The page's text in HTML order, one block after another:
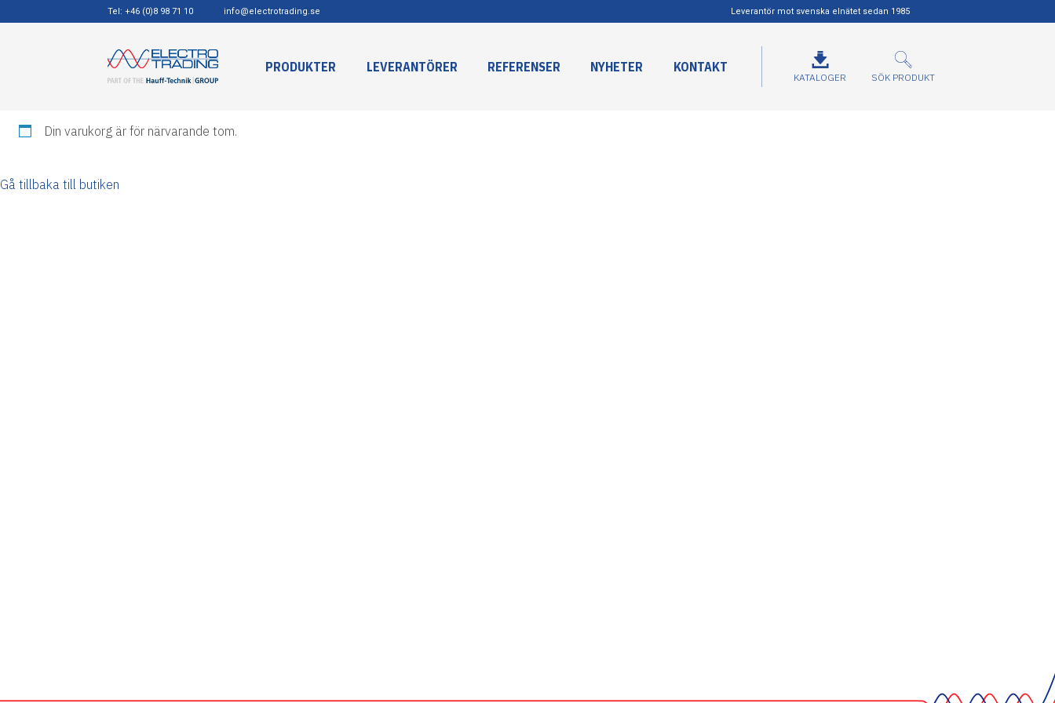
Tel: +46 (0)8 98 71 10 info@electrotrading.se Leverantör mot svenska elnätet sedan 1985
PRODUKTER LEVERANTÖRER REFERENSER NYHETER KONTAKT
KATALOGER SÖK PRODUKT
Din varukorg är för närvarande tom.
Gå tillbaka till butiken